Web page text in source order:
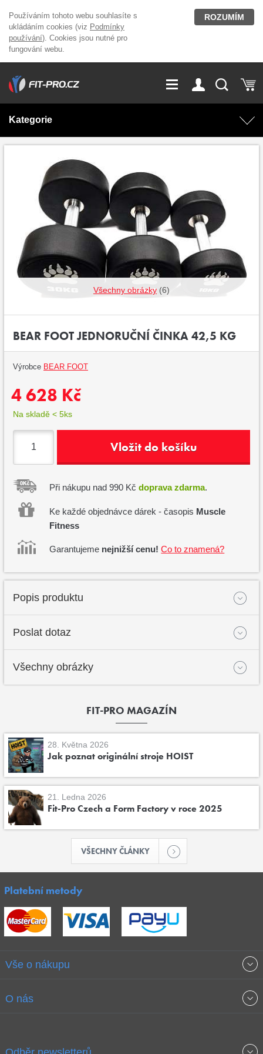
Používáním tohoto webu souhlasíte s
ukládáním cookies (viz Podmínky
používání). Cookies jsou nutné pro
fungování webu.
ROZUMÍM
GDPR
Kontakt
Přihlášení
Kategorie
Doplňky stravy Fitness vybavení
OUTLET OBLEČENÍ Posilovací stroje
Značky
Všechny obrázky (6)
BEAR FOOT JEDNORUČNÍ ČINKA 42,5 KG
Výrobce BEAR FOOT
4 628 Kč
Na skladě < 5ks
Vložit do košíku
Při nákupu nad 990 Kčdoprava zdarma.
Ke každé objednávce dárek - časopis Muscle
Fitness
Garantujeme nejnižší cenu! Co to znamená?
Popis produktu
Poslat dotaz
Všechny obrázky
FIT-PRO MAGAZÍN
28. Května 2026
Jak poznat originální stroje HOIST
21. Ledna 2026
Fit-Pro Czech a Form Factory v roce 2025
VŠECHNY ČLÁNKY
Platební metody
Vše o nákupu
Obchodní podmínky
O nás